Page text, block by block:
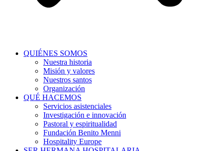
QUIÉNES SOMOS
Nuestra historia
Misión y valores
Nuestros santos
Organización
QUÉ HACEMOS
Servicios asistenciales
Investigación e innovación
Pastoral y espiritualidad
Fundación Benito Menni
Hospitality Europe